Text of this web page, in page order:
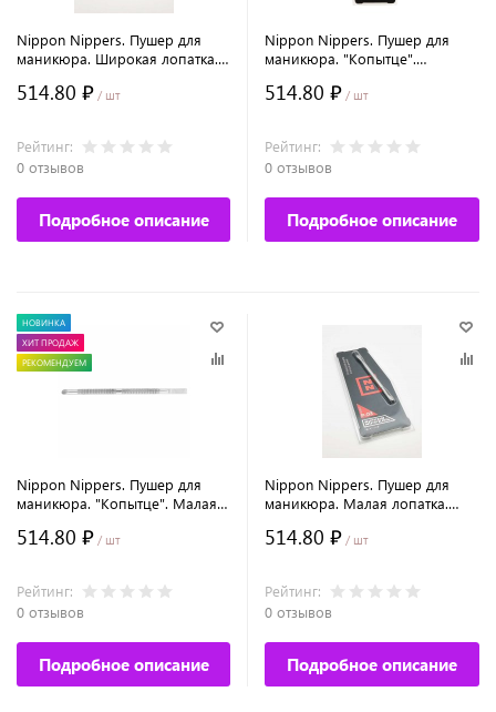
Nippon Nippers. Пушер для
маникюра. Широкая лопатка.
514.80 ₽ / шт
Рейтинг:
0 отзывов
Подробное описание
Nippon Nippers. Пушер для
маникюра. "Копытце".
514.80 ₽ / шт
Рейтинг:
0 отзывов
Подробное описание
НОВИНКА
ХИТ ПРОДАЖ
РЕКОМЕНДУЕМ
Nippon Nippers. Пушер для
маникюра. "Копытце". Малая
514.80 ₽ / шт
Рейтинг:
0 отзывов
Подробное описание
Nippon Nippers. Пушер для
маникюра. Малая лопатка.
514.80 ₽ / шт
Рейтинг:
0 отзывов
Подробное описание